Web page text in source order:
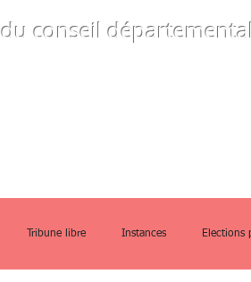
du conseil
Tribune libre Instances Elections